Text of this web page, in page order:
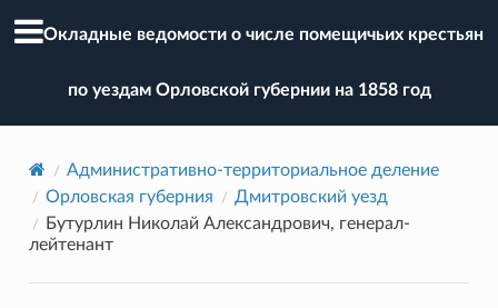
Окладные ведомости о числе помещичьих крестьян
по уездам Орловской губернии на 1858 год
Административно-территориальное деление
Орловская губерния
Дмитровский уезд
Бутурлин Николай Александрович, генерал-
лейтенант